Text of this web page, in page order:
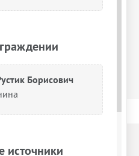
Борисович
источники